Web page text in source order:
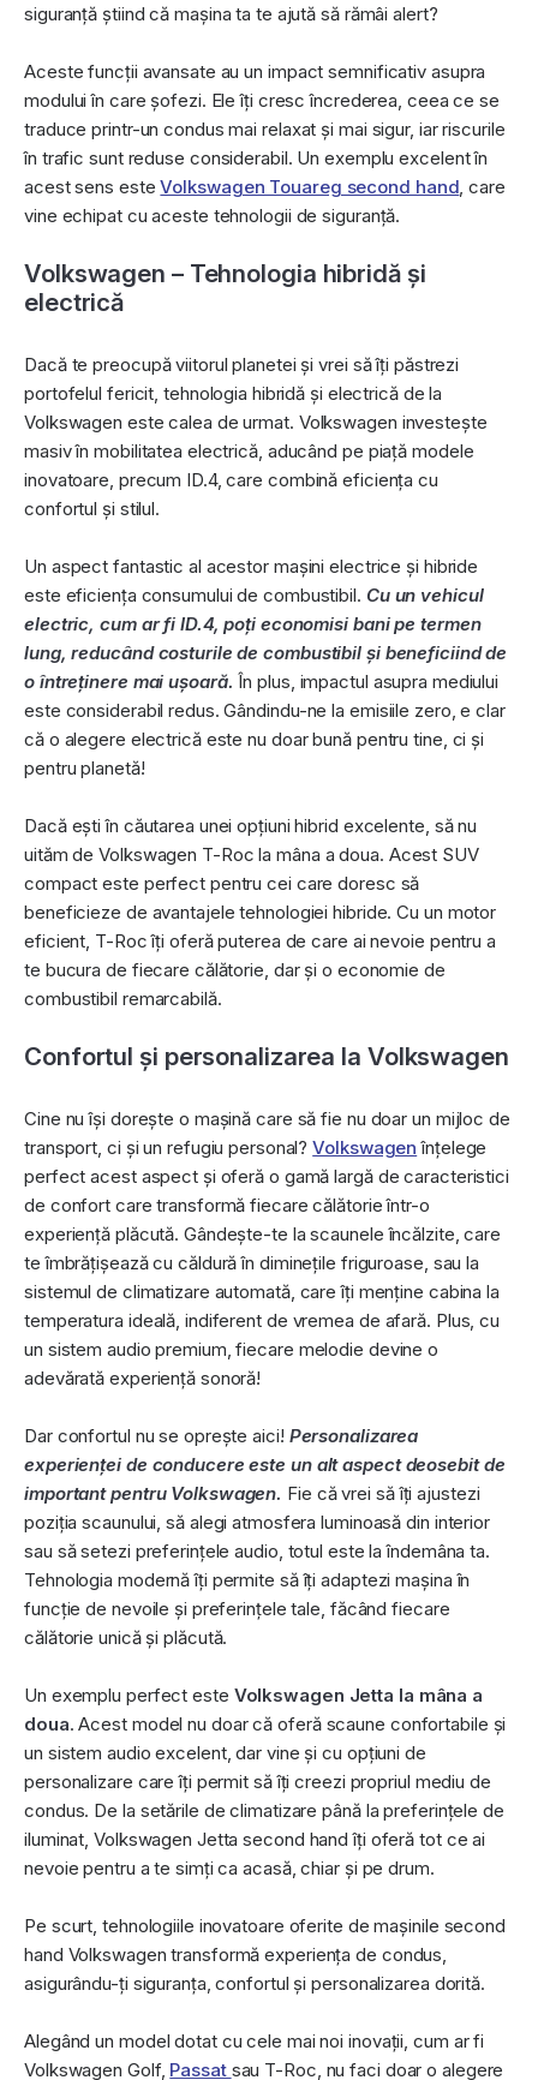
siguranță știind că mașina ta te ajută să rămâi alert?
Aceste funcții avansate au un impact semnificativ asupra
modului în care șofezi. Ele îți cresc încrederea, ceea ce se
traduce printr-un condus mai relaxat și mai sigur, iar riscurile
în trafic sunt reduse considerabil. Un exemplu excelent în
acest sens esteVolkswagen Touareg second hand , care
vine echipat cu aceste tehnologii de siguranță.
Volkswagen – Tehnologia hibridă și
electrică
Dacă te preocupă viitorul planetei și vrei să îți păstrezi
portofelul fericit, tehnologia hibridă și electrică de la
Volkswagen este calea de urmat. Volkswagen investește
masiv în mobilitatea electrică, aducând pe piață modele
inovatoare, precum ID.4, care combină eficiența cu
confortul și stilul.
Un aspect fantastic al acestor mașini electrice și hibride
este eficiența consumului de combustibil. Cu un vehicul
electric, cum ar fi ID.4, poți economisi bani pe termen
lung, reducând costurile de combustibil și beneficiind de
o întreținere mai ușoară. În plus, impactul asupra mediului
este considerabil redus. Gândindu-ne la emisiile zero, e clar
că o alegere electrică este nu doar bună pentru tine, ci și
pentru planetă!
Dacă ești în căutarea unei opțiuni hibrid excelente, să nu
uităm de Volkswagen T-Roc la mâna a doua. Acest SUV
compact este perfect pentru cei care doresc să
beneficieze de avantajele tehnologiei hibride. Cu un motor
eficient, T-Roc îți oferă puterea de care ai nevoie pentru a
te bucura de fiecare călătorie, dar și o economie de
combustibil remarcabilă.
Confortul și personalizarea la Volkswagen
Cine nu își dorește o mașină care să fie nu doar un mijloc de
transport, ci și un refugiu personal?Volkswagen înțelege
perfect acest aspect și oferă o gamă largă de caracteristici
de confort care transformă fiecare călătorie într-o
experiență plăcută. Gândește-te la scaunele încălzite, care
te îmbrățișează cu căldură în diminețile friguroase, sau la
sistemul de climatizare automată, care îți menține cabina la
temperatura ideală, indiferent de vremea de afară. Plus, cu
un sistem audio premium, fiecare melodie devine o
adevărată experiență sonoră!
Dar confortul nu se oprește aici! Personalizarea
experienței de conducere este un alt aspect deosebit de
important pentru Volkswagen. Fie că vrei să îți ajustezi
poziția scaunului, să alegi atmosfera luminoasă din interior
sau să setezi preferințele audio, totul este la îndemâna ta.
Tehnologia modernă îți permite să îți adaptezi mașina în
funcție de nevoile și preferințele tale, făcând fiecare
călătorie unică și plăcută.
Un exemplu perfect este Volkswagen Jetta la mâna a
doua. Acest model nu doar că oferă scaune confortabile și
un sistem audio excelent, dar vine și cu opțiuni de
personalizare care îți permit să îți creezi propriul mediu de
condus. De la setările de climatizare până la preferințele de
iluminat, Volkswagen Jetta second hand îți oferă tot ce ai
nevoie pentru a te simți ca acasă, chiar și pe drum.
Pe scurt, tehnologiile inovatoare oferite de mașinile second
hand Volkswagen transformă experiența de condus,
asigurându-ți siguranța, confortul și personalizarea dorită.
Alegând un model dotat cu cele mai noi inovații, cum ar fi
Volkswagen Golf, Passat sau T-Roc, nu faci doar o alegere